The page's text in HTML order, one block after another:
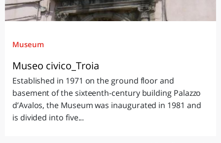
Museum
Museo civico_Troia
Established in 1971 on the ground floor and
basement of the sixteenth-century building Palazzo
d’Avalos, the Museum was inaugurated in 1981 and
is divided into five...